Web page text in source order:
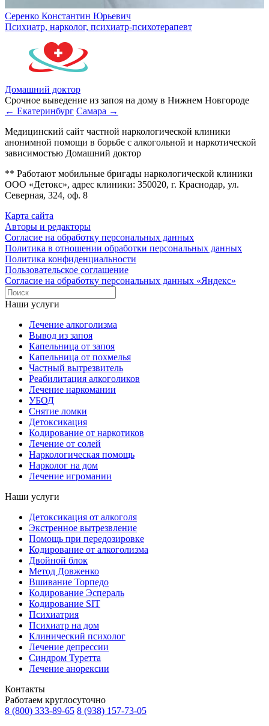
Серенко Константин Юрьевич
Психиатр, нарколог, психиатр-психотерапевт
Домашний доктор
Срочное выведение из запоя на дому в Нижнем Новгороде
← Екатеринбург Самара →
Медицинский сайт частной наркологической клиники
анонимной помощи в борьбе с алкогольной и наркотической
зависимостью Домашний доктор
** Работают мобильные бригады наркологической клиники
ООО «Детокс», адрес клиники: 350020, г. Краснодар, ул.
Северная, 324, оф. 8
Карта сайта
Авторы и редакторы
Согласие на обработку персональных данных
Политика в отношении обработки персональных данных
Политика конфиденциальности
Пользовательское соглашение
Согласие на обработку персональных данных «Яндекс»
Наши услуги
Лечение алкоголизма
Вывод из запоя
Капельница от запоя
Капельница от похмелья
Частный вытрезвитель
Реабилитация алкоголиков
Лечение наркомании
УБОД
Снятие ломки
Детоксикация
Кодирование от наркотиков
Лечение от солей
Наркологическая помощь
Нарколог на дом
Лечение игромании
Наши услуги
Детоксикация от алкоголя
Экстренное вытрезвление
Помощь при передозировке
Кодирование от алкоголизма
Двойной блок
Метод Довженко
Вшивание Торпедо
Кодирование Эспераль
Кодирование SIT
Психиатрия
Психиатр на дом
Клинический психолог
Лечение депрессии
Синдром Туретта
Лечение анорексии
Контакты
Работаем круглосуточно
8 (800) 333-89-65 8 (938) 157-73-05